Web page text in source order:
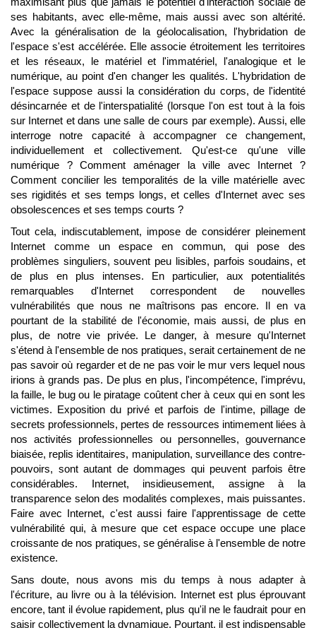
ses habitants, avec elle-même, mais aussi avec son altérité.
Avec la généralisation de la géolocalisation, l'hybridation de
l'espace s'est accélérée. Elle associe étroitement les territoires
et les réseaux, le matériel et l'immatériel, l'analogique et le
numérique, au point d'en changer les qualités. L'hybridation de
l'espace suppose aussi la considération du corps, de l'identité
désincarnée et de l'interspatialité (lorsque l'on est tout à la fois
sur Internet et dans une salle de cours par exemple). Aussi, elle
interroge notre capacité à accompagner ce changement,
individuellement et collectivement. Qu'est-ce qu'une ville
numérique ? Comment aménager la ville avec Internet ?
Comment concilier les temporalités de la ville matérielle avec
ses rigidités et ses temps longs, et celles d'Internet avec ses
obsolescences et ses temps courts ?
Tout cela, indiscutablement, impose de considérer pleinement
Internet comme un espace en commun, qui pose des
problèmes singuliers, souvent peu lisibles, parfois soudains, et
de plus en plus intenses. En particulier, aux potentialités
remarquables d'Internet correspondent de nouvelles
vulnérabilités que nous ne maîtrisons pas encore. Il en va
pourtant de la stabilité de l'économie, mais aussi, de plus en
plus, de notre vie privée. Le danger, à mesure qu'Internet
s'étend à l'ensemble de nos pratiques, serait certainement de ne
pas savoir où regarder et de ne pas voir le mur vers lequel nous
irions à grands pas. De plus en plus, l'incompétence, l'imprévu,
la faille, le bug ou le piratage coûtent cher à ceux qui en sont les
victimes. Exposition du privé et parfois de l'intime, pillage de
secrets professionnels, pertes de ressources intimement liées à
nos activités professionnelles ou personnelles, gouvernance
biaisée, replis identitaires, manipulation, surveillance des contre-
pouvoirs, sont autant de dommages qui peuvent parfois être
considérables. Internet, insidieusement, assigne à la
transparence selon des modalités complexes, mais puissantes.
Faire avec Internet, c'est aussi faire l'apprentissage de cette
vulnérabilité qui, à mesure que cet espace occupe une place
croissante de nos pratiques, se généralise à l'ensemble de notre
existence.
Sans doute, nous avons mis du temps à nous adapter à
l'écriture, au livre ou à la télévision. Internet est plus éprouvant
encore, tant il évolue rapidement, plus qu'il ne le faudrait pour en
saisir collectivement la dynamique. Pourtant, il est indispensable